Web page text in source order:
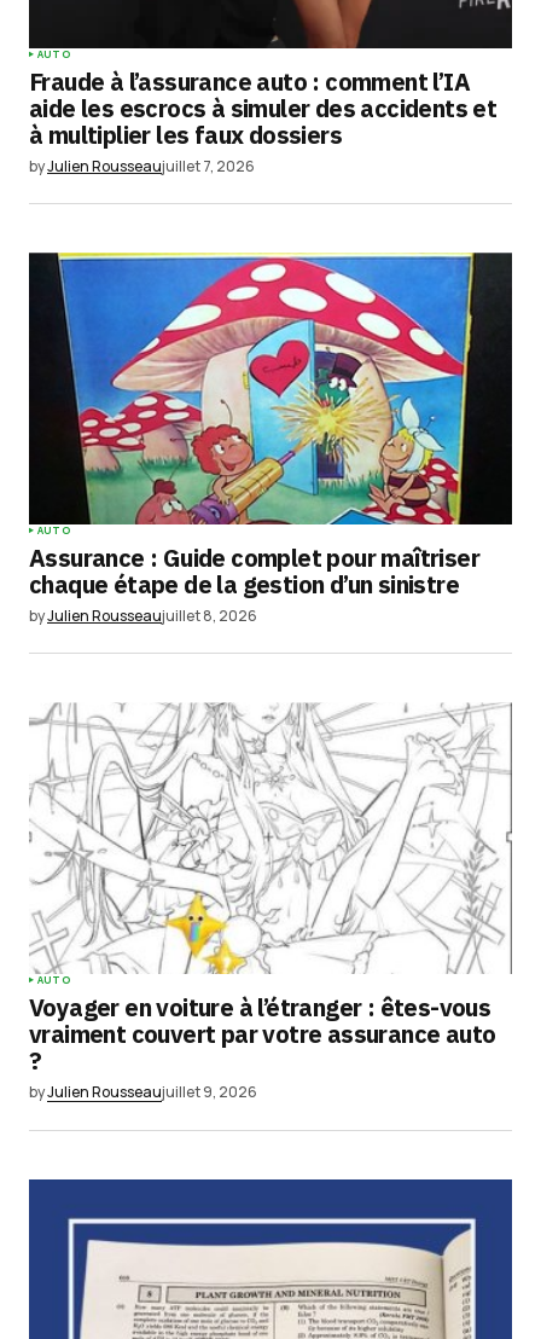
Your E-mail*
Enregistrer mon nom, mon e-mail et mon
site dans le navigateur pour mon prochain
Submit Comment
AUTO
Fraude à l’assurance auto : comment l’IA
aide les escrocs à simuler des accidents et
à multiplier les faux dossiers
byJulien Rousseaujuillet 7, 2026
AUTO
Assurance : Guide complet pour maîtriser
chaque étape de la gestion d’un sinistre
byJulien Rousseaujuillet 8, 2026
AUTO
Voyager en voiture à l’étranger : êtes-vous
vraiment couvert par votre assurance auto
?
byJulien Rousseaujuillet 9, 2026